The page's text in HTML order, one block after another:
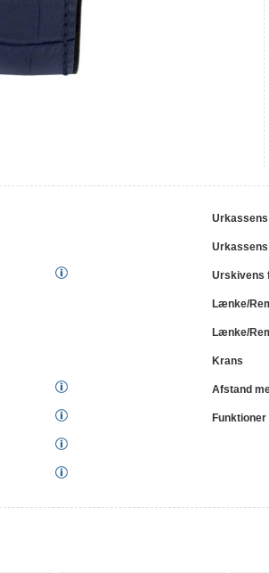
Urskivens
Lænke/
Lænke/
Krans
Afstand
Funktioner